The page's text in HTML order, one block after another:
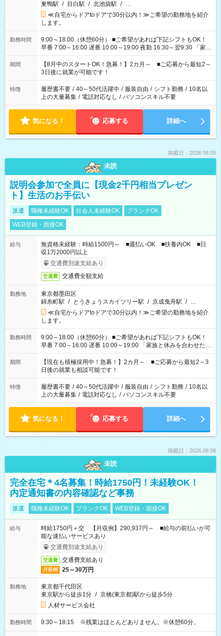
巣鴨駅 / 目白駅 / 北池袋駅 / …
≪自宅からドアtoドアで30分以内！≫ご希望の勤務地を紹介
します。
勤務時間
9:00～18:00（休憩60分） ■ご希望があれば下記シフトもOK！
早番 7:00～16:00 遅番 10:00～19:00 夜勤 16:30～翌9:30 「家族
と休みを合わせたい」 「余裕を持って夕飯の準備がしたい」
「できれば残業はしたくない」 など、ご希望を教えてください
ね。 ※Wワーク希望の方へ 今ご覧のお仕事で希望する勤務時間
と、もう1つのお仕事の勤務時間。 合計で週40時間を超える場
合は応募できません。
期間
【8月中のスタートOK！急募！】2カ月～ ■ご応募から最短2～
3日後に就業が可能です！
特徴 履歴書不要 / 40～50代活躍中 / 服装自由 / シフト勤務 / 10名以
上の大量募集 / 電話対応なし / パソコンスキル不要
気になる！ 応募する 詳細へ
掲載日：2026.08.05
未読
説明会参加で全員に【現金2千円相当プレゼン
ト】生活のお手伝い
派遣 職種未経験OK 社会人未経験OK
ブランクOK
WEB登録・面接OK
給与
無資格未経験：時給1500円～ ■週払いOK ■扶養内OK ■日
収1万2000円以上
交通費別途支給あり
交通費 交通費全額支給
勤務地
東京都墨田区
錦糸町駅 / とうきょうスカイツリー駅 / 京成曳舟駅 / …
≪自宅からドアtoドアで30分以内！≫ご希望の勤務地を紹介
します。
勤務時間
9:00～18:00（休憩60分） ■ご希望があれば下記シフトもOK！
早番 7:00～16:00 遅番 10:00～19:00 「家族と休みを合わせた
い」 「余裕を持って夕飯の準備がしたい」 「できれば残業はし
たくない」 など、ご希望を教えてくださいね。 ※Wワーク希望
の方へ 今ご覧のお仕事で希望する勤務時間と、もう1つのお仕事
の勤務時間。 合計で週40時間を超える場合は応募できません。
期間
【現在も積極採用中！急募！】2カ月～ ■ご応募から最短2～3
日後の就業も相談可能です！
特徴 履歴書不要 / 40～50代活躍中 / 服装自由 / シフト勤務 / 10名以
上の大量募集 / 電話対応なし / パソコンスキル不要
気になる！ 応募する 詳細へ
掲載日：2026.08.06
未読
完全在宅＊4名募集！時給1750円！未経験OK！
内定通知書の内容確認など事務
派遣 職種未経験OK ブランクOK WEB登録・面接OK
給与
時給1750円＋交 【月収例】290,937円～ ■給与の前払いが可
能な速払いサービスあり
交通費別途支給あり
交通費 交通費支給あり
月収例 25～30万円
勤務地
東京都千代田区
東京駅から徒歩1分 / 京橋(東京都)駅から徒歩5分
人材サービス会社
勤務時間 9:30～18:15 ※残業はほとんどありません。※休憩60分。